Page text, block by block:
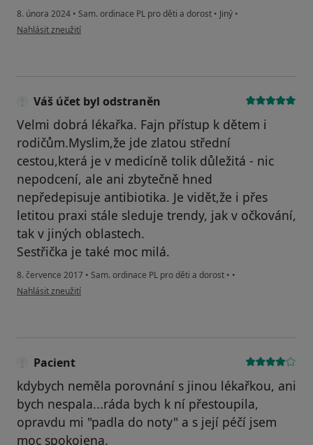
8. února 2024 • Sam. ordinace PL pro děti a dorost • Jiný •
podle názoru uživatele K.F
Nahlásit zneužití
Váš účet byl odstraněn
Velmi dobrá lékařka. Fajn přístup k dětem i
rodičům.Myslim,že jde zlatou střední
cestou,která je v medicíně tolik důležitá - nic
nepodcení, ale ani zbytečně hned
nepředepisuje antibiotika. Je vidět,že i přes
letitou praxi stále sleduje trendy, jak v očkování,
tak v jiných oblastech.
Sestřička je také moc milá.
8. července 2017 • Sam. ordinace PL pro děti a dorost • •
podle názoru uživatele Váš účet byl odstraněn
Nahlásit zneužití
Pacient
kdybych neměla porovnání s jinou lékařkou, ani
bych nespala...ráda bych k ní přestoupila,
opravdu mi "padla do noty" a s její péčí jsem
moc spokojena.